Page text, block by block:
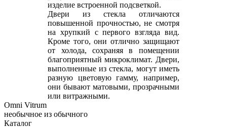
изделие встроенной подсветкой.
Двери из стекла отличаются
повышенной прочностью, не смотря
на хрупкий с первого взгляда вид.
Кроме того, они отлично защищают
от холода, сохраняя в помещении
благоприятный микроклимат. Двери,
выполненные из стекла, могут иметь
разную цветовую гамму, например,
они бывают матовыми, прозрачными
или витражными.
Omni Vitrum
необычное из обычного
Каталог